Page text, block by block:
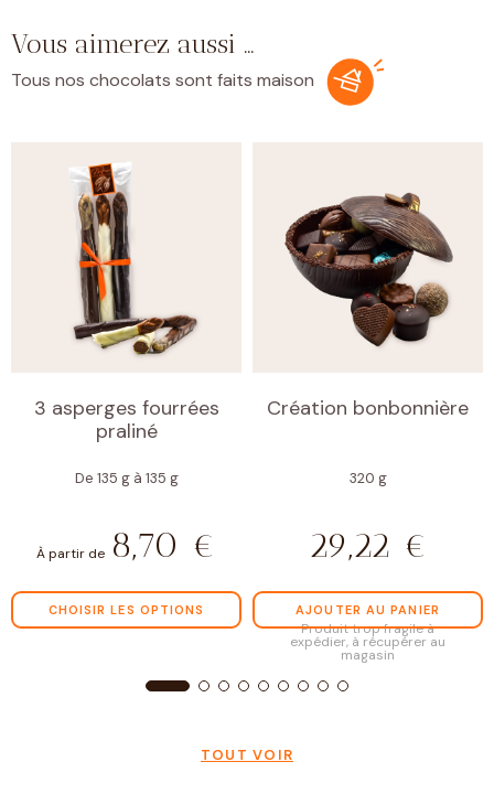
Vous aimerez aussi …
Tous nos chocolats sont faits maison
3 asperges fourrées
praliné
De 135 g à 135 g
À partir de 8,70 €
CHOISIR LES OPTIONS
Création bonbonnière
320 g
29,22 €
AJOUTER AU PANIER
Produit trop fragile à
expédier, à récupérer au
magasin
TOUT VOIR